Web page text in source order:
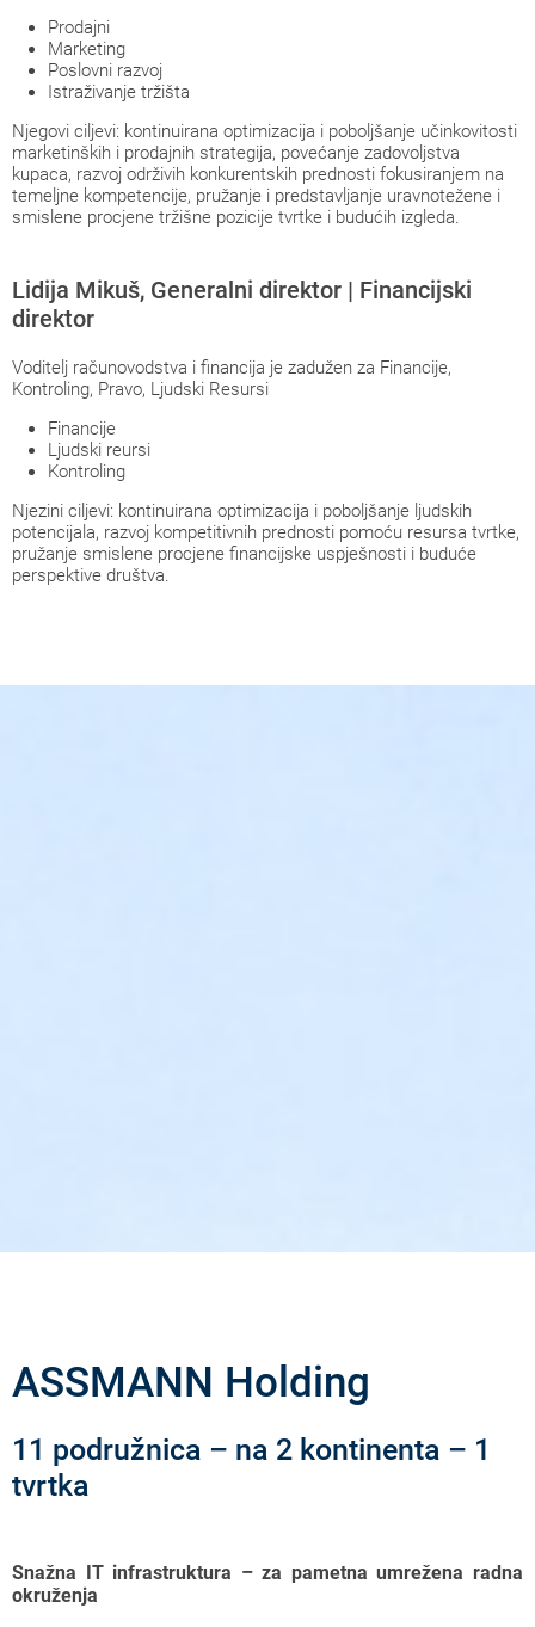
Prodajni
Marketing
Poslovni razvoj
Istraživanje tržišta
Njegovi ciljevi: kontinuirana optimizacija i poboljšanje učinkovitosti
marketinških i prodajnih strategija, povećanje zadovoljstva
kupaca, razvoj održivih konkurentskih prednosti fokusiranjem na
temeljne kompetencije, pružanje i predstavljanje uravnotežene i
smislene procjene tržišne pozicije tvrtke i budućih izgleda.
Lidija Mikuš, Generalni direktor | Financijski
direktor
Voditelj računovodstva i financija je zadužen za Financije,
Kontroling, Pravo, Ljudski Resursi
Financije
Ljudski reursi
Kontroling
Njezini ciljevi: kontinuirana optimizacija i poboljšanje ljudskih
potencijala, razvoj kompetitivnih prednosti pomoću resursa tvrtke,
pružanje smislene procjene financijske uspješnosti i buduće
perspektive društva.
ASSMANN Holding
11 podružnica – na 2 kontinenta – 1
tvrtka
Snažna IT infrastruktura – za pametna umrežena radna
okruženja